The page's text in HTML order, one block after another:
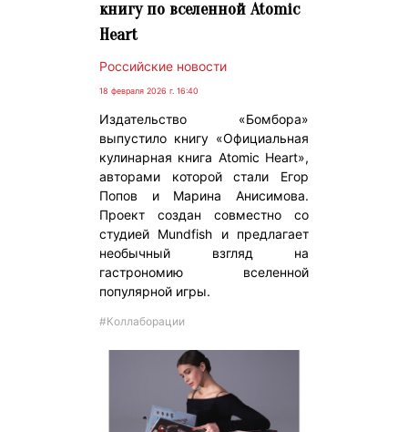
книгу по вселенной Atomic
Heart
Российские новости
18 февраля 2026 г. 16:40
Издательство «Бомбора»
выпустило книгу «Официальная
кулинарная книга Atomic Heart»,
авторами которой стали Егор
Попов и Марина Анисимова.
Проект создан совместно со
студией Mundfish и предлагает
необычный взгляд на
гастрономию вселенной
популярной игры.
#Коллаборации